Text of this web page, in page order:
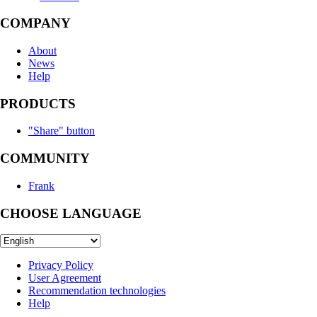
COMPANY
About
News
Help
PRODUCTS
"Share" button
COMMUNITY
Frank
CHOOSE LANGUAGE
Privacy Policy
User Agreement
Recommendation technologies
Help